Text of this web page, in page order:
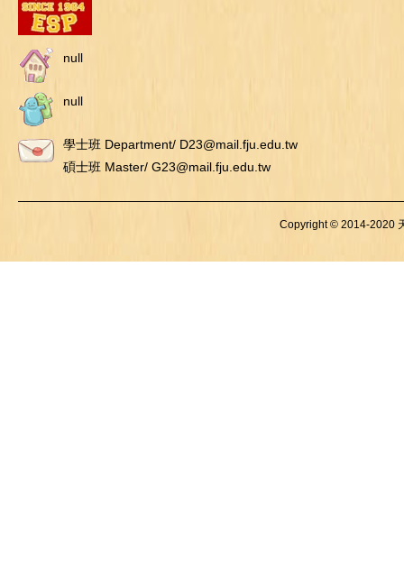
null
null
學士班 Department/ D23@mail.fju.edu.tw
碩士班 Master/ G23@mail.fju.edu.tw
Copyright © 2014-2020